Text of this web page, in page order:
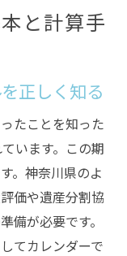
と計算手
正しく知る
たことを知った
います。この期
。神奈川県のよ
価や遺産分割協
備が必要です。
てカレンダーで